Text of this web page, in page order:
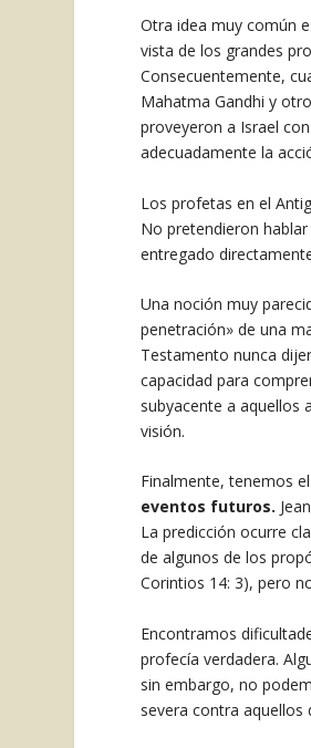
Otra idea muy común
vista de los grandes
Consecuentemente,
Mahatma Gandhi y
proveyeron a Israel
adecuadamente la
Los profetas en el
No pretendieron
entregado
Una noción muy
penetración» de una
Testamento nunca
capacidad para
subyacente a aquellos
visión.
Finalmente, tenemos
eventos futuros.
La predicción ocurre
de algunos de los
Corintios 14: 3), pero
Encontramos
profecía verdadera.
sin embargo, no
severa contra aquellos